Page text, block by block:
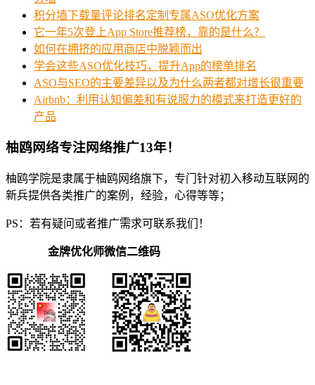
积分墙下载量评论排名定制专属ASO优化方案
它一年5次登上App Store推荐榜，靠的是什么？
如何在拥挤的应用商店中脱颖而出
学会这些ASO优化技巧，提升App的榜单排名
ASO与SEO的主要差异以及为什么两者都对增长很重要
Airbnb：利用认知偏差和有说服力的模式来打造更好的
产品
柚鸥网络专注网络推广13年！
柚鸥学院是隶属于柚鸥网络旗下，专门针对初入移动互联网的
新兵提供各类推广的案例，经验，心得等等；
PS：若有疑问或者推广需求可联系我们！
金牌优化师微信二维码